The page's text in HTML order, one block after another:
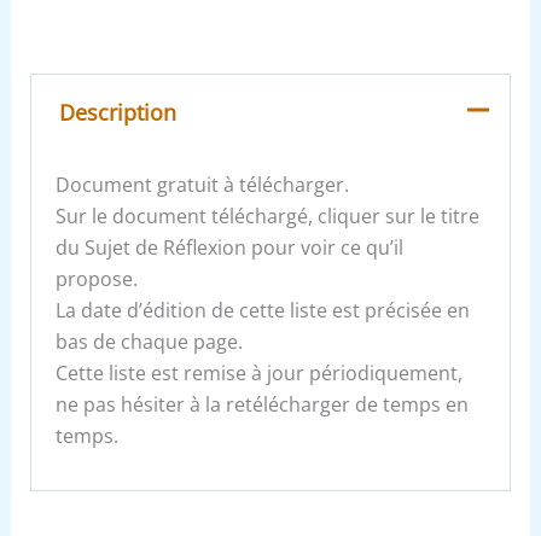
Description
Document gratuit à télécharger.
Sur le document téléchargé, cliquer sur le titre
du Sujet de Réflexion pour voir ce qu’il
propose.
La date d’édition de cette liste est précisée en
bas de chaque page.
Cette liste est remise à jour périodiquement,
ne pas hésiter à la retélécharger de temps en
temps.